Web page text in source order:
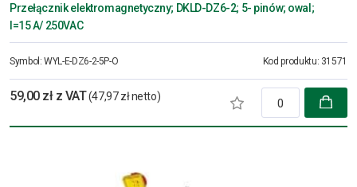
Przełącznik elektromagnetyczny; DKLD-DZ6-2; 5- pinów; owal;
I=15 A/ 250VAC
Symbol:WYL-E-DZ6-2-5P-O Kod produktu: 31571
59,00 zł z VAT(47,97 zł netto)